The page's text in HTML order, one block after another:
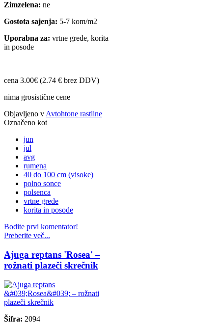
Zimzelena: ne
Gostota sajenja: 5-7 kom/m2
Uporabna za: vrtne grede, korita
in posode
cena 3.00€ (2.74 € brez DDV)
nima grosistične cene
Objavljeno vAvtohtone rastline
Označeno kot
jun
jul
avg
rumena
40 do 100 cm (visoke)
polno sonce
polsenca
vrtne grede
korita in posode
Bodite prvi komentator!
Preberite več...
Ajuga reptans 'Rosea' –
rožnati plazeči skrečnik
Šifra: 2094